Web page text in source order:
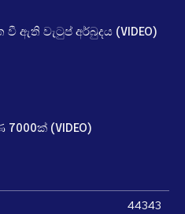
ඇති වැටුප් අර්බුදය (VIDEO)
(VIDEO)
44343